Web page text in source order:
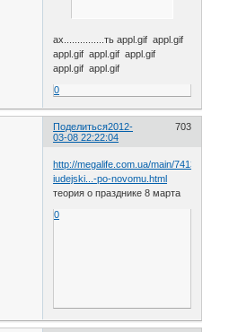
ах...............ть appl.gif appl.gif
appl.gif appl.gif appl.gif
appl.gif appl.gif
0
Поделиться 703
2012-
03-08 22:22:04
http://megalife.com.ua/main/74133-
iudejski...-po-novomu.html
теория о празднике 8 марта
0